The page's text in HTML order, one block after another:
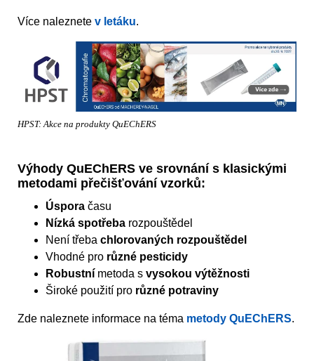
Více naleznete v letáku.
HPST: Akce na produkty QuEChERS
Výhody QuEChERS ve srovnání s klasickými
metodami přečišťování vzorků:
Úspora času
Nízká spotřeba rozpouštědel
Není třeba chlorovaných rozpouštědel
Vhodné pro různé pesticidy
Robustní metoda s vysokou výtěžnosti
Široké použití pro různé potraviny
Zde naleznete informace na téma metody QuEChERS.